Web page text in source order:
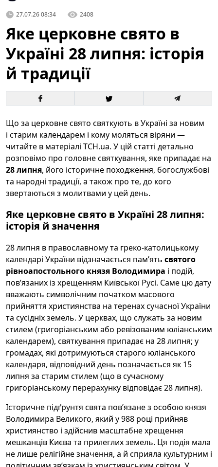
27.07.26 08:34 2408
Яке церковне свято в
Україні 28 липня: історія
й традиції
Що за церковне свято святкують в Україні за новим
і старим календарем і кому моляться віряни —
читайте в матеріалі ТСН.ua. У цій статті детально
розповімо про головне святкування, яке припадає на
28 липня, його історичне походження, богослужбові
та народні традиції, а також про те, до кого
звертаються з молитвами у цей день.
Яке церковне свято в Україні 28 липня:
історія й значення
28 липня в православному та греко-католицькому
календарі України відзначається пам’ять святого
рівноапостольного князя Володимира і подій,
пов’язаних із хрещенням Київської Русі. Саме цю дату
вважають символічним початком масового
прийняття християнства на теренах сучасної України
та сусідніх земель. У церквах, що служать за новим
стилем (григоріанським або ревізованим юліанським
календарем), святкування припадає на 28 липня; у
громадах, які дотримуються старого юліанського
календаря, відповідний день позначається як 15
липня за старим стилем (що в сучасному
григоріанському перерахунку відповідає 28 липня).
Історичне підґрунтя свята пов’язане з особою князя
Володимира Великого, який у 988 році прийняв
християнство і здійснив масштабне хрещення
мешканців Києва та прилеглих земель. Ця подія мала
не лише релігійне значення, а й сприяла культурним і